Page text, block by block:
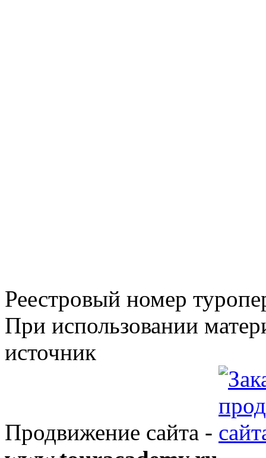
Реестровый номер
При использовании
источник
Продвижение сайта -